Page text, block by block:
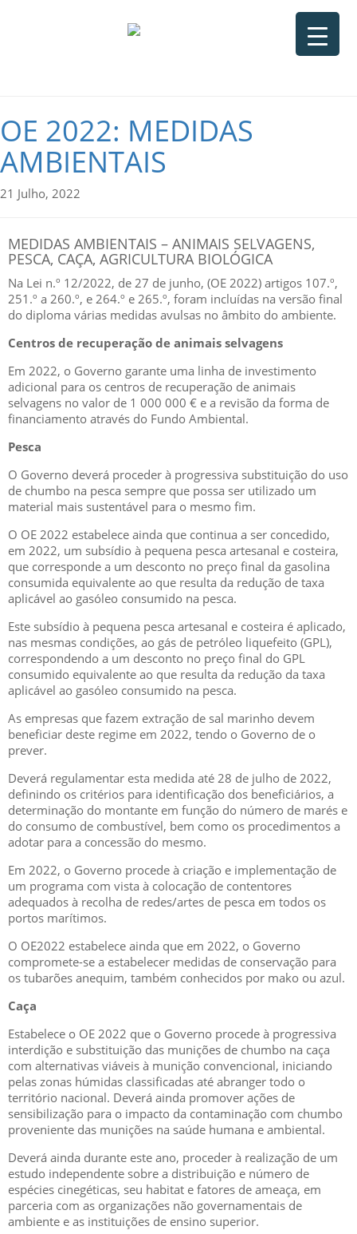
OE 2022: MEDIDAS
AMBIENTAIS
21 Julho, 2022
MEDIDAS AMBIENTAIS – ANIMAIS SELVAGENS,
PESCA, CAÇA, AGRICULTURA BIOLÓGICA
Na Lei n.º 12/2022, de 27 de junho, (OE 2022) artigos 107.º,
251.º a 260.º, e 264.º e 265.º, foram incluídas na versão final
do diploma várias medidas avulsas no âmbito do ambiente.
Centros de recuperação de animais selvagens
Em 2022, o Governo garante uma linha de investimento
adicional para os centros de recuperação de animais
selvagens no valor de 1 000 000 € e a revisão da forma de
financiamento através do Fundo Ambiental.
Pesca
O Governo deverá proceder à progressiva substituição do uso
de chumbo na pesca sempre que possa ser utilizado um
material mais sustentável para o mesmo fim.
O OE 2022 estabelece ainda que continua a ser concedido,
em 2022, um subsídio à pequena pesca artesanal e costeira,
que corresponde a um desconto no preço final da gasolina
consumida equivalente ao que resulta da redução de taxa
aplicável ao gasóleo consumido na pesca.
Este subsídio à pequena pesca artesanal e costeira é aplicado,
nas mesmas condições, ao gás de petróleo liquefeito (GPL),
correspondendo a um desconto no preço final do GPL
consumido equivalente ao que resulta da redução da taxa
aplicável ao gasóleo consumido na pesca.
As empresas que fazem extração de sal marinho devem
beneficiar deste regime em 2022, tendo o Governo de o
prever.
Deverá regulamentar esta medida até 28 de julho de 2022,
definindo os critérios para identificação dos beneficiários, a
determinação do montante em função do número de marés e
do consumo de combustível, bem como os procedimentos a
adotar para a concessão do mesmo.
Em 2022, o Governo procede à criação e implementação de
um programa com vista à colocação de contentores
adequados à recolha de redes/artes de pesca em todos os
portos marítimos.
O OE2022 estabelece ainda que em 2022, o Governo
compromete-se a estabelecer medidas de conservação para
os tubarões anequim, também conhecidos por mako ou azul.
Caça
Estabelece o OE 2022 que o Governo procede à progressiva
interdição e substituição das munições de chumbo na caça
com alternativas viáveis à munição convencional, iniciando
pelas zonas húmidas classificadas até abranger todo o
território nacional. Deverá ainda promover ações de
sensibilização para o impacto da contaminação com chumbo
proveniente das munições na saúde humana e ambiental.
Deverá ainda durante este ano, proceder à realização de um
estudo independente sobre a distribuição e número de
espécies cinegéticas, seu habitat e fatores de ameaça, em
parceria com as organizações não governamentais de
ambiente e as instituições de ensino superior.